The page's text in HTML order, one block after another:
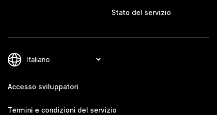
Stato del servizio
Accesso sviluppatori
Termini e condizioni del servizio